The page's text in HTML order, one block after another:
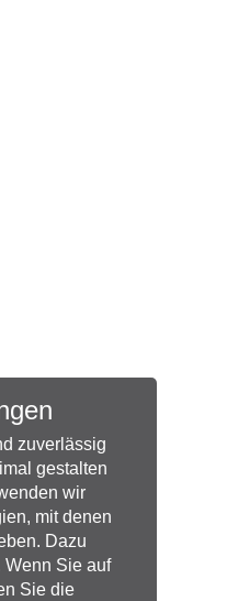
zuverlässig
gestalten
wir
mit denen
Dazu
Wenn Sie auf
Sie die